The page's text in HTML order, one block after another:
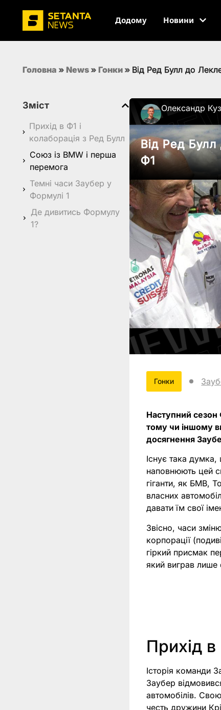
Додому Новини
Головна » News » Гонки » Від Ред Булл до
Зміст
Прихід в Ф1 і
колаборація з Ред Булл
Союз із BMW і перша
перемога
Темні часи Заубер у
Формулі 1
Де дивитись Формулу
1?
Олександр
Від Ред
Ф1
Гонки
Наступний
тому чи іншому
досягнення
Існує така
наповнюють цей
гіганти, як БМВ,
власних
давати їм свої
Звісно, часи
корпорації
гіркий присмак
який виграв лише
Прихід
Історія команди
Заубер
автомобілів.
честь дружини